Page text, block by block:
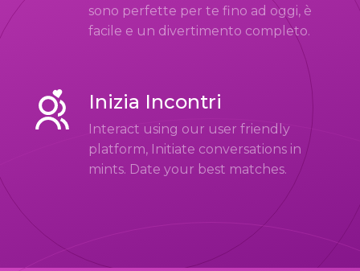
sono perfette per te fino ad oggi, è
facile e un divertimento completo.
Inizia Incontri
Interact using our user friendly
platform, Initiate conversations in
mints. Date your best matches.